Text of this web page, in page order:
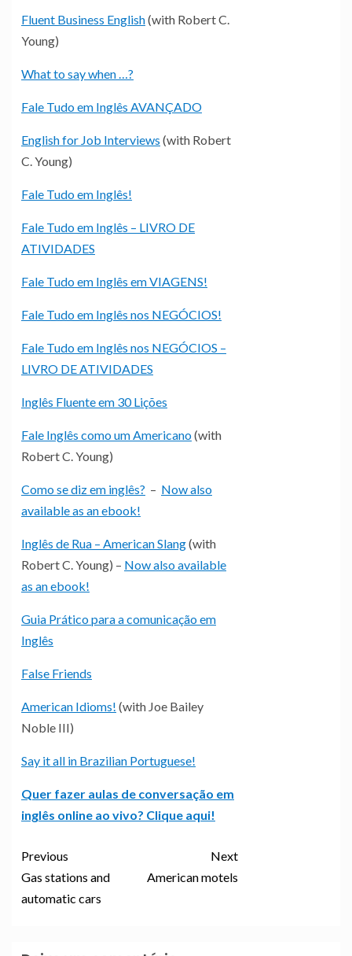
Fluent Business English(with Robert C.
Young)
What to say when …?
Fale Tudo em Inglês AVANÇADO
English for Job Interviews (with Robert
C. Young)
Fale Tudo em Inglês!
Fale Tudo em Inglês – LIVRO DE
ATIVIDADES
Fale Tudo em Inglês em VIAGENS!
Fale Tudo em Inglês nos NEGÓCIOS!
Fale Tudo em Inglês nos NEGÓCIOS –
LIVRO DE ATIVIDADES
Inglês Fluente em 30 Lições
Fale Inglês como um Americano(with
Robert C. Young)
Como se diz em inglês? – Now also
available as an ebook!
Inglês de Rua – American Slang(with
Robert C. Young) – Now also available
as an ebook!
Guia Prático para a comunicação em
Inglês
False Friends
American Idioms! (with Joe Bailey
Noble III)
Say it all in Brazilian Portuguese!
Quer fazer aulas de conversação em
inglês online ao vivo? Clique aqui!
Previous
Gas stations and
automatic cars
Next
American motels